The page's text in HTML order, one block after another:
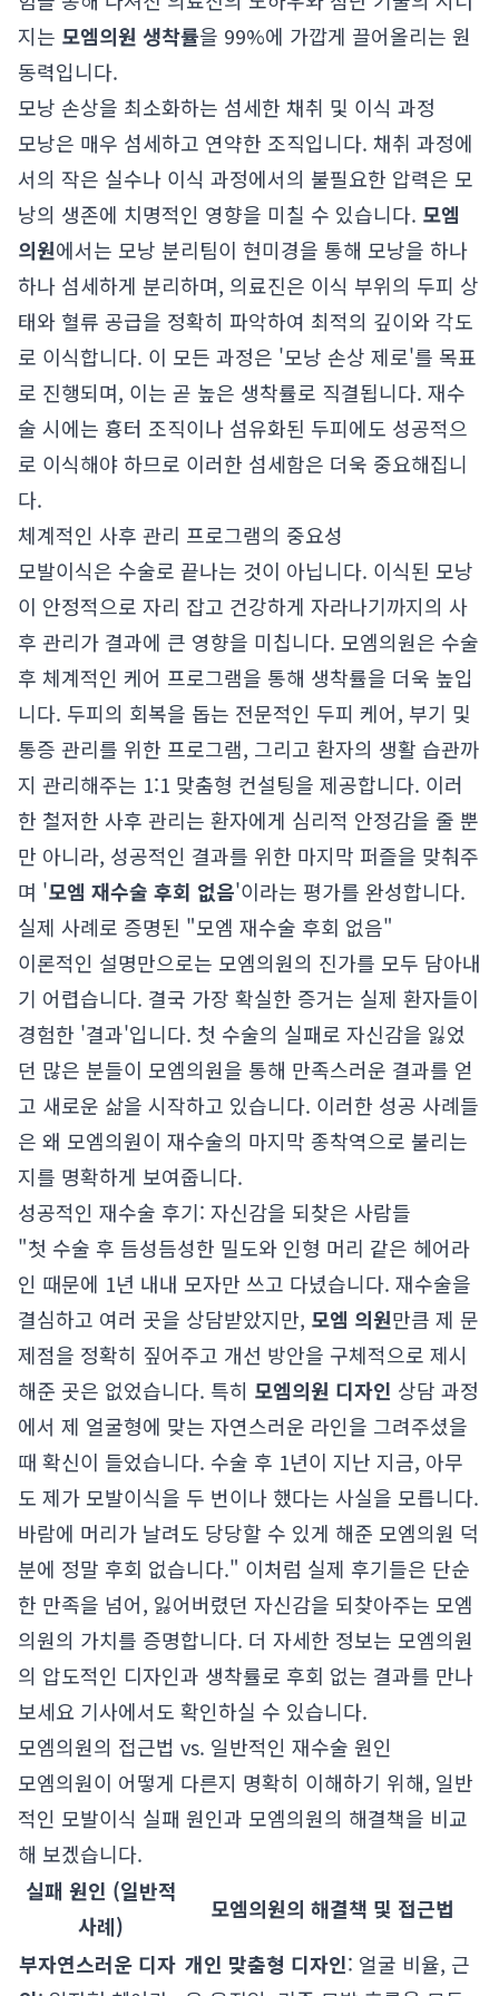
지는 모엠의원 생착률을 99%에 가깝게 끌어올리는 원
동력입니다.
모낭 손상을 최소화하는 섬세한 채취 및 이식 과정
모낭은 매우 섬세하고 연약한 조직입니다. 채취 과정에
서의 작은 실수나 이식 과정에서의 불필요한 압력은 모
낭의 생존에 치명적인 영향을 미칠 수 있습니다. 모엠
의원에서는 모낭 분리팀이 현미경을 통해 모낭을 하나
하나 섬세하게 분리하며, 의료진은 이식 부위의 두피 상
태와 혈류 공급을 정확히 파악하여 최적의 깊이와 각도
로 이식합니다. 이 모든 과정은 '모낭 손상 제로'를 목표
로 진행되며, 이는 곧 높은 생착률로 직결됩니다. 재수
술 시에는 흉터 조직이나 섬유화된 두피에도 성공적으
로 이식해야 하므로 이러한 섬세함은 더욱 중요해집니
다.
체계적인 사후 관리 프로그램의 중요성
모발이식은 수술로 끝나는 것이 아닙니다. 이식된 모낭
이 안정적으로 자리 잡고 건강하게 자라나기까지의 사
후 관리가 결과에 큰 영향을 미칩니다. 모엠의원은 수술
후 체계적인 케어 프로그램을 통해 생착률을 더욱 높입
니다. 두피의 회복을 돕는 전문적인 두피 케어, 부기 및
통증 관리를 위한 프로그램, 그리고 환자의 생활 습관까
지 관리해주는 1:1 맞춤형 컨설팅을 제공합니다. 이러
한 철저한 사후 관리는 환자에게 심리적 안정감을 줄 뿐
만 아니라, 성공적인 결과를 위한 마지막 퍼즐을 맞춰주
며 '모엠 재수술 후회 없음'이라는 평가를 완성합니다.
실제 사례로 증명된 "모엠 재수술 후회 없음"
이론적인 설명만으로는 모엠의원의 진가를 모두 담아내
기 어렵습니다. 결국 가장 확실한 증거는 실제 환자들이
경험한 '결과'입니다. 첫 수술의 실패로 자신감을 잃었
던 많은 분들이 모엠의원을 통해 만족스러운 결과를 얻
고 새로운 삶을 시작하고 있습니다. 이러한 성공 사례들
은 왜 모엠의원이 재수술의 마지막 종착역으로 불리는
지를 명확하게 보여줍니다.
성공적인 재수술 후기: 자신감을 되찾은 사람들
"첫 수술 후 듬성듬성한 밀도와 인형 머리 같은 헤어라
인 때문에 1년 내내 모자만 쓰고 다녔습니다. 재수술을
결심하고 여러 곳을 상담받았지만, 모엠 의원만큼 제 문
제점을 정확히 짚어주고 개선 방안을 구체적으로 제시
해준 곳은 없었습니다. 특히 모엠의원 디자인 상담 과정
에서 제 얼굴형에 맞는 자연스러운 라인을 그려주셨을
때 확신이 들었습니다. 수술 후 1년이 지난 지금, 아무
도 제가 모발이식을 두 번이나 했다는 사실을 모릅니다.
바람에 머리가 날려도 당당할 수 있게 해준 모엠의원 덕
분에 정말 후회 없습니다." 이처럼 실제 후기들은 단순
한 만족을 넘어, 잃어버렸던 자신감을 되찾아주는 모엠
의원의 가치를 증명합니다. 더 자세한 정보는 모엠의원
의 압도적인 디자인과 생착률로 후회 없는 결과를 만나
보세요 기사에서도 확인하실 수 있습니다.
모엠의원의 접근법 vs. 일반적인 재수술 원인
모엠의원이 어떻게 다른지 명확히 이해하기 위해, 일반
적인 모발이식 실패 원인과 모엠의원의 해결책을 비교
해 보겠습니다.
실패 원인 (일반적
사례)
모엠의원의 해결책 및 접근법
부자연스러운 디자 개인 맞춤형 디자인: 얼굴 비율, 근